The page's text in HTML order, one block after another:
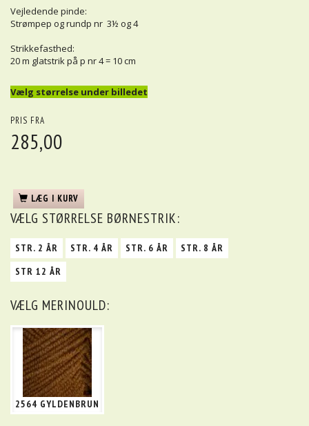
Vejledende pinde:
Strømpep og rundp nr 3½ og 4
Strikkefasthed:
20 m glatstrik på p nr 4 = 10 cm
Vælg størrelse under billedet
PRIS FRA
285,00
LÆG I KURV
VÆLG STØRRELSE BØRNESTRIK:
STR. 2 ÅR STR. 4 ÅR STR. 6 ÅR
STR. 8 ÅR
STR 12 ÅR
VÆLG MERINOULD:
2564 GYLDENBRUN